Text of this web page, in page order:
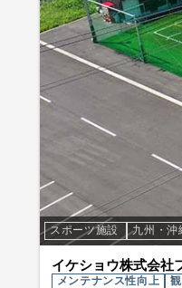
スポーツ施設 九州・沖
イケショウ株式会社
メンテナンス性向上